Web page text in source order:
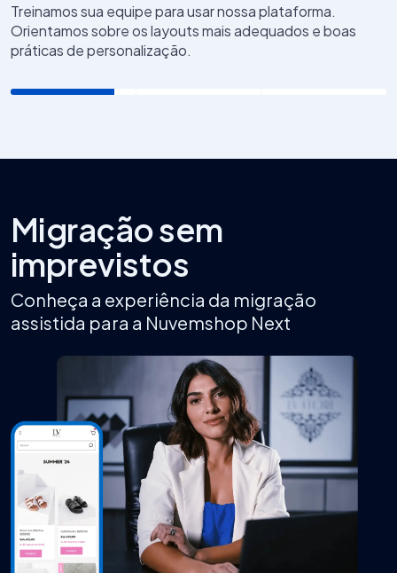
Treinamos sua equipe para usar nossa plataforma.
Orientamos sobre os layouts mais adequados e boas
práticas de personalização.
Migração sem
imprevistos
Conheça a experiência da migração
assistida para a Nuvemshop Next